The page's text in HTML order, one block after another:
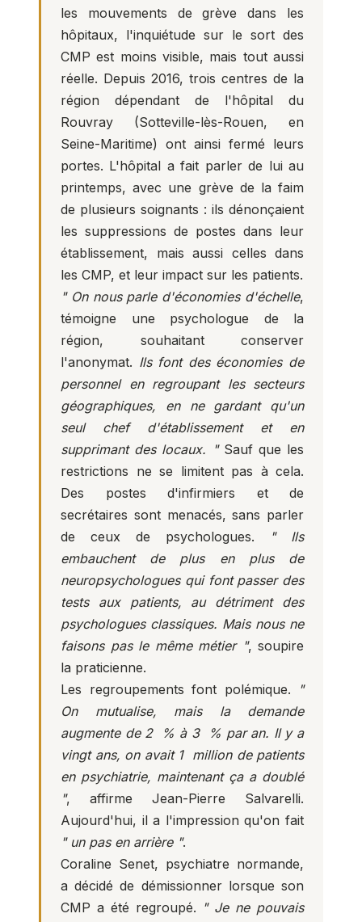
les mouvements de grève dans les
hôpitaux, l'inquiétude sur le sort des
CMP est moins visible, mais tout aussi
réelle. Depuis 2016, trois centres de la
région dépendant de l'hôpital du
Rouvray (Sotteville-lès-Rouen, en
Seine-Maritime) ont ainsi fermé leurs
portes. L'hôpital a fait parler de lui au
printemps, avec une grève de la faim
de plusieurs soignants : ils dénonçaient
les suppressions de postes dans leur
établissement, mais aussi celles dans
les CMP, et leur impact sur les patients.
" On nous parle d'économies d'échelle,
témoigne une psychologue de la
région, souhaitant conserver
l'anonymat. Ils font des économies de
personnel en regroupant les secteurs
géographiques, en ne gardant qu'un
seul chef d'établissement et en
supprimant des locaux. "Sauf que les
restrictions ne se limitent pas à cela.
Des postes d'infirmiers et de
secrétaires sont menacés, sans parler
de ceux de psychologues.
" Ils
embauchent de plus en plus de
neuropsychologues qui font passer des
tests aux patients, au détriment des
psychologues classiques. Mais nous ne
faisons pas le même métier ", soupire
la praticienne.
Les regroupements font polémique.
"
On mutualise, mais la demande
augmente de 2 % à 3 % par an. Il y a
vingt ans, on avait 1 million de patients
en psychiatrie, maintenant ça a doublé
", affirme Jean-Pierre Salvarelli.
Aujourd'hui, il a l'impression qu'on fait
" un pas en arrière ".
Coraline Senet, psychiatre normande,
a décidé de démissionner lorsque son
CMP a été regroupé. " Je ne pouvais